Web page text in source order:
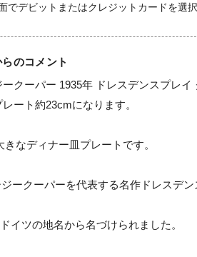
のコメント
クーパー 1935年 ドレスデンスプレイ
ート約23cmになります。
なディナー皿プレートです。
ークーパーを代表する名作ドレスデン
イツの地名から名づけられました。